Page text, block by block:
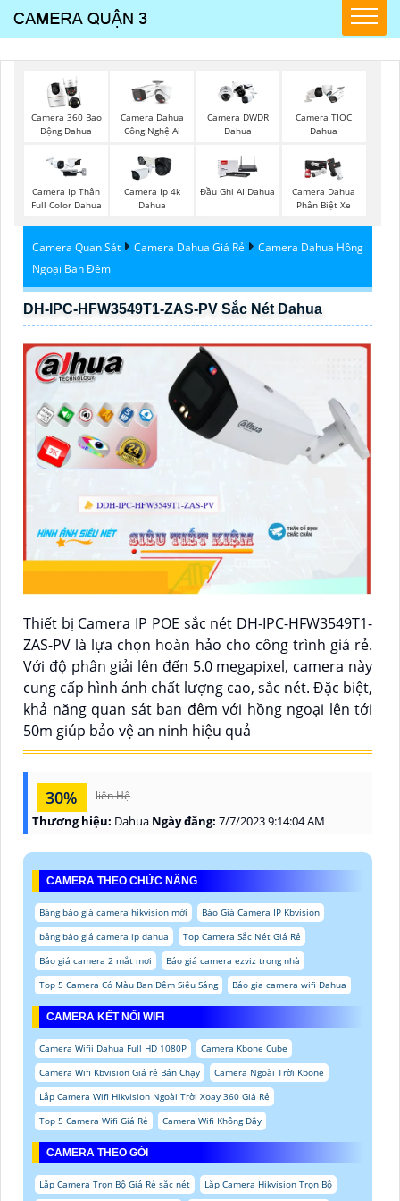
Camera 360 Bao
Động Dahua
Camera Dahua
Công Nghệ Ai
Camera DWDR
Dahua
Camera TIOC
Dahua
Camera Ip Thân
Full Color Dahua
Camera Ip 4k
Dahua
Đầu Ghi AI Dahua
Camera Dahua
Phân Biệt Xe
Camera Quan Sát Camera Dahua Giá Rẻ
Camera Dahua Hồng
Ngoại Ban Đêm
DH-IPC-HFW3549T1-ZAS-PV Sắc Nét Dahua
Thiết bị Camera IP POE sắc nét DH-IPC-HFW3549T1-
ZAS-PV là lựa chọn hoàn hảo cho công trình giá rẻ.
Với độ phân giải lên đến 5.0 megapixel, camera này
cung cấp hình ảnh chất lượng cao, sắc nét. Đặc biệt,
khả năng quan sát ban đêm với hồng ngoại lên tới
50m giúp bảo vệ an ninh hiệu quả
30% liên Hệ
Thương hiệu: Dahua Ngày đăng: 7/7/2023 9:14:04 AM
CAMERA THEO CHỨC NĂNG
Bảng báo giá camera hikvision mới
Báo Giá Camera IP Kbvision
bảng báo giá camera ip dahua
Top Camera Sắc Nét Giá Rẻ
Báo giá camera 2 mắt mơi
Báo giá camera ezviz trong nhà
Top 5 Camera Có Màu Ban Đêm Siêu Sáng
Báo gia camera wifi Dahua
CAMERA KẾT NỐI WIFI
Camera Wifii Dahua Full HD 1080P
Camera Kbone Cube
Camera Wifi Kbvision Giá rẻ Bán Chạy
Camera Ngoài Trời Kbone
Lắp Camera Wifi Hikvision Ngoài Trời Xoay 360 Giá Rẻ
Top 5 Camera Wifi Giá Rẻ
Camera Wifi Không Dây
CAMERA THEO GÓI
Lắp Camera Trọn Bộ Giá Rẻ sắc nét
Lắp Camera Hikvision Trọn Bộ